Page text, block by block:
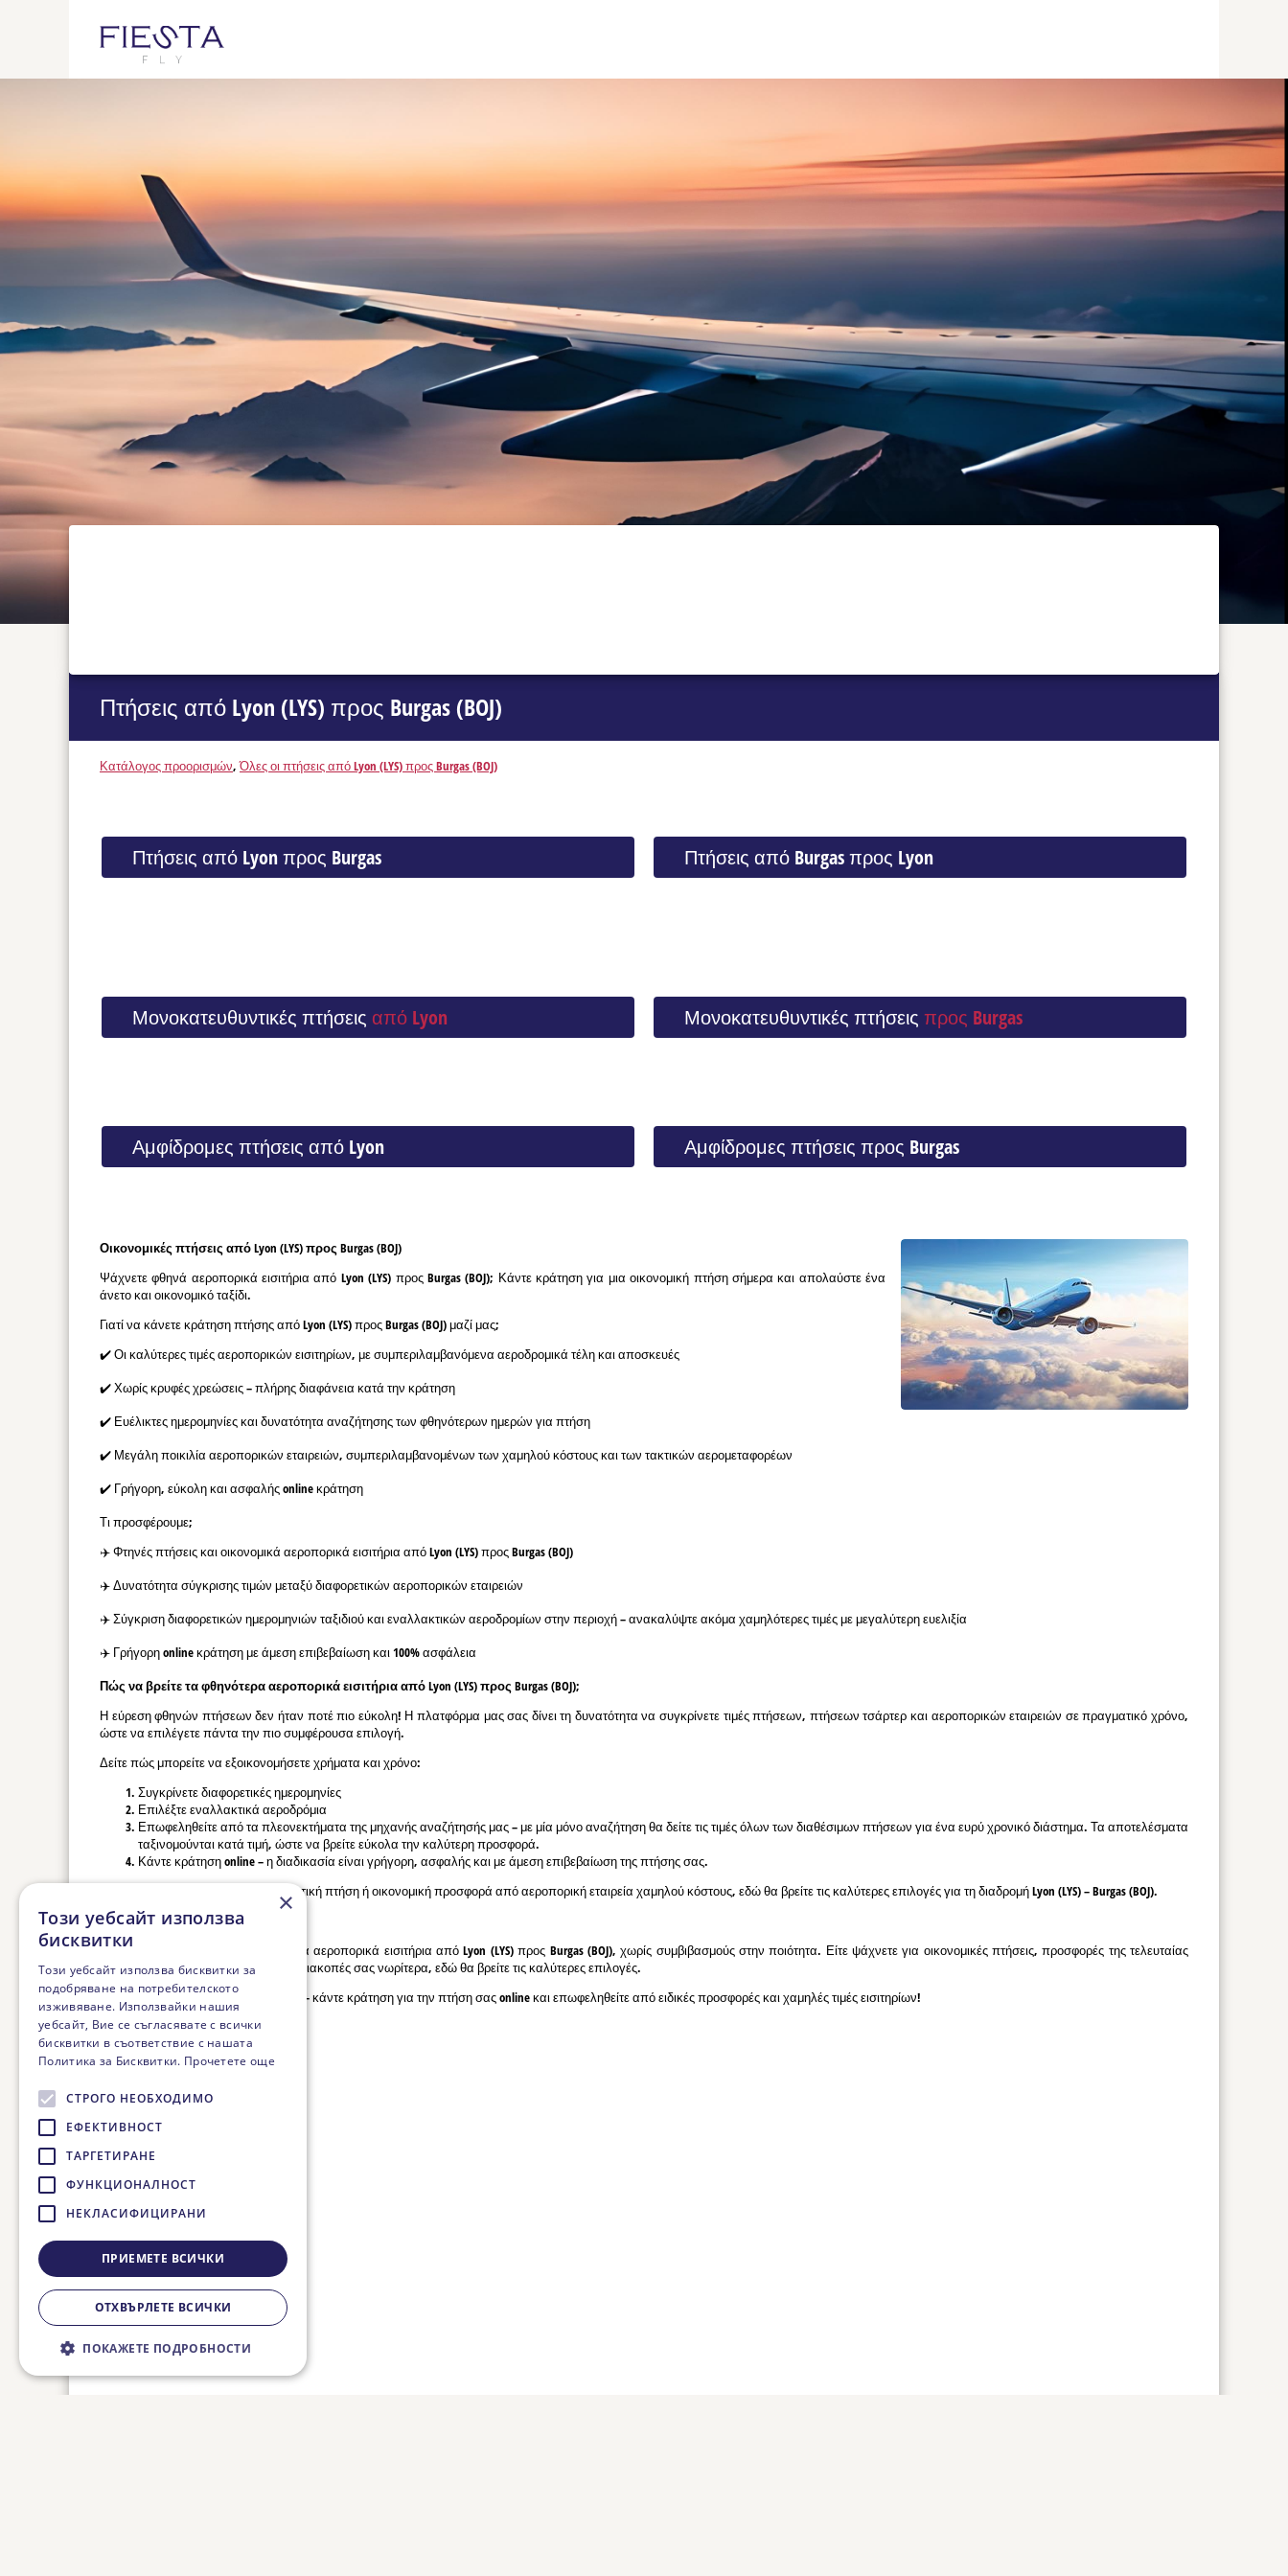
Πτήσεις από Lyon (LYS) προς Burgas (BOJ)
Κατάλογος προορισμών,Όλες οι πτήσεις από Lyon (LYS) προς Burgas (BOJ)
Πτήσεις από Lyon προς Burgas Πτήσεις από Burgas προς Lyon
Μονοκατευθυντικές πτήσεις από Lyon Μονοκατευθυντικές πτήσεις προς Burgas
Αμφίδρομες πτήσεις από Lyon Αμφίδρομες πτήσεις προς Burgas
Οικονομικές πτήσεις από Lyon (LYS) προς Burgas (BOJ)
Ψάχνετε φθηνά αεροπορικά εισιτήρια από Lyon (LYS) προς Burgas (BOJ); Κάντε κράτηση για μια οικονομική πτήση σήμερα και απολαύστε ένα
άνετο και οικονομικό ταξίδι.
Γιατί να κάνετε κράτηση πτήσης από Lyon (LYS) προς Burgas (BOJ) μαζί μας;
✔️ Οι καλύτερες τιμές αεροπορικών εισιτηρίων, με συμπεριλαμβανόμενα αεροδρομικά τέλη και αποσκευές
✔️ Χωρίς κρυφές χρεώσεις – πλήρης διαφάνεια κατά την κράτηση
✔️ Ευέλικτες ημερομηνίες και δυνατότητα αναζήτησης των φθηνότερων ημερών για πτήση
✔️ Μεγάλη ποικιλία αεροπορικών εταιρειών, συμπεριλαμβανομένων των χαμηλού κόστους και των τακτικών αερομεταφορέων
✔️ Γρήγορη, εύκολη και ασφαλής online κράτηση
Τι προσφέρουμε;
✈️ Φτηνές πτήσεις και οικονομικά αεροπορικά εισιτήρια από Lyon (LYS) προς Burgas (BOJ)
✈️ Δυνατότητα σύγκρισης τιμών μεταξύ διαφορετικών αεροπορικών εταιρειών
✈️ Σύγκριση διαφορετικών ημερομηνιών ταξιδιού και εναλλακτικών αεροδρομίων στην περιοχή – ανακαλύψτε ακόμα χαμηλότερες τιμές με μεγαλύτερη ευελιξία
✈️ Γρήγορη online κράτηση με άμεση επιβεβαίωση και 100% ασφάλεια
Πώς να βρείτε τα φθηνότερα αεροπορικά εισιτήρια από Lyon (LYS) προς Burgas (BOJ);
Η εύρεση φθηνών πτήσεων δεν ήταν ποτέ πιο εύκολη! Η πλατφόρμα μας σας δίνει τη δυνατότητα να συγκρίνετε τιμές πτήσεων, πτήσεων τσάρτερ και αεροπορικών εταιρειών σε πραγματικό χρόνο,
ώστε να επιλέγετε πάντα την πιο συμφέρουσα επιλογή.
Δείτε πώς μπορείτε να εξοικονομήσετε χρήματα και χρόνο:
Συγκρίνετε διαφορετικές ημερομηνίες
Επιλέξτε εναλλακτικά αεροδρόμια
Επωφεληθείτε από τα πλεονεκτήματα της μηχανής αναζήτησής μας – με μία μόνο αναζήτηση θα δείτε τις τιμές όλων των διαθέσιμων πτήσεων για ένα ευρύ χρονικό διάστημα. Τα αποτελέσματα
ταξινομούνται κατά τιμή, ώστε να βρείτε εύκολα την καλύτερη προσφορά.
Κάντε κράτηση online – η διαδικασία είναι γρήγορη, ασφαλής και με άμεση επιβεβαίωση της πτήσης σας.
Είτε ψάχνετε για πτήση τσάρτερ, τακτική πτήση ή οικονομική προσφορά από αεροπορική εταιρεία χαμηλού κόστους, εδώ θα βρείτε τις καλύτερες επιλογές για τη διαδρομή Lyon (LYS) – Burgas (BOJ).
Ταξιδέψτε άνετα και οικονομικά
Μαζί μας θα βρείτε τα πιο οικονομικά αεροπορικά εισιτήρια από Lyon (LYS) προς Burgas (BOJ), χωρίς συμβιβασμούς στην ποιότητα. Είτε ψάχνετε για οικονομικές πτήσεις, προσφορές της τελευταίας
στιγμής ή απλά προγραμματίζετε τις διακοπές σας νωρίτερα, εδώ θα βρείτε τις καλύτερες επιλογές.
Μην περιμένετε την τελευταία στιγμή – κάντε κράτηση για την πτήση σας online και επωφεληθείτε από ειδικές προσφορές και χαμηλές τιμές εισιτηρίων!
×
Този уебсайт използва
бисквитки
Този уебсайт използва бисквитки за
подобряване на потребителското
изживяване. Използвайки нашия
уебсайт, Вие се съгласявате с всички
бисквитки в съответствие с нашата
Политика за Бисквитки. Прочетете още
СТРОГО НЕОБХОДИМО
ЕФЕКТИВНОСТ
ТАРГЕТИРАНЕ
ФУНКЦИОНАЛНОСТ
НЕКЛАСИФИЦИРАНИ
ПРИЕМЕТЕ ВСИЧКИ
ОТХВЪРЛЕТЕ ВСИЧКИ
ПОКАЖЕТЕ ПОДРОБНОСТИ